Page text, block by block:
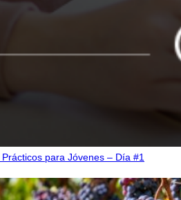
para Jóvenes – Día #1